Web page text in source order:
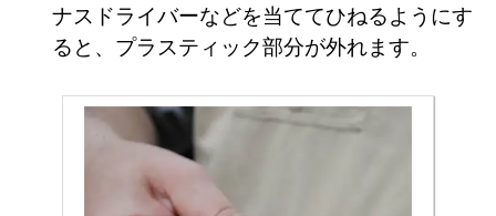
ナスドライバーなどを当ててひねるようにす
ると、プラスティック部分が外れます。